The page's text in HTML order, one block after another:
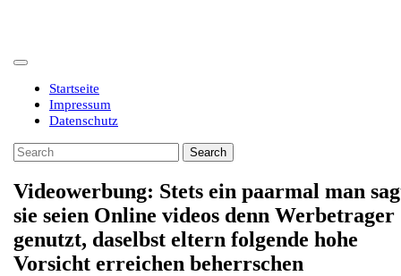
Open
ButtonStartseite
Impressum
Datenschutz
Close
Button
Search
for:
Videowerbung: Stets ein paarmal man
sie seien Online videos denn Werbetrager
genutzt, daselbst eltern folgende hohe
Vorsicht erreichen beherrschen